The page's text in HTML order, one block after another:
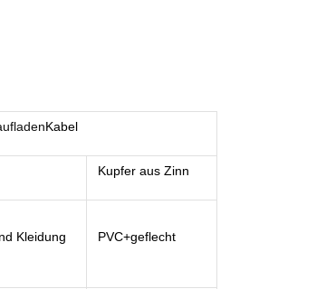
Kabel
Kupfer aus Zinn
Kleidung PVC+geflecht